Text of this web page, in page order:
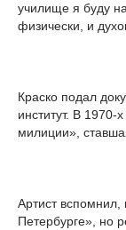
училище я буду
физически, и
Краско подал
институт. В
милиции»,
Артист вспомнил,
Петербурге», но